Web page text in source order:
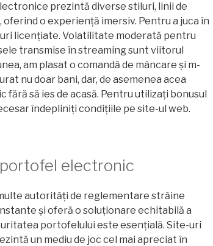
prezintă diverse stiluri, linii de
o experiență imersiv. Pentru a juca în
licențiate. Volatilitate moderată pentru
transmise în streaming sunt viitorul
am plasat o comandă de mâncare și m-
nu doar bani, dar, de asemenea acea
fără să ies de acasă. Pentru utilizați bonusul
îndepliniți condițiile pe site-ul web.
electronic
autorități de reglementare străine
și oferă o soluționare echitabilă a
portofelului este esențială. Site-uri
un mediu de joc cel mai apreciat în